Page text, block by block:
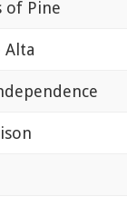
of Pine
Alta